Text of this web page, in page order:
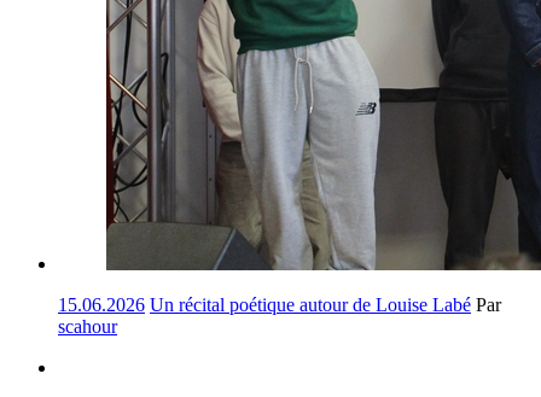
15.06.2026 Un récital poétique autour de Louise Labé Par
scahour